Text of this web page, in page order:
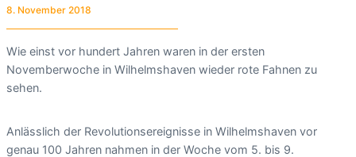
8. November 2018
Wie einst vor hundert Jahren waren in der ersten
Novemberwoche in Wilhelmshaven wieder rote Fahnen zu
sehen.
Anlässlich der Revolutionsereignisse in Wilhelmshaven vor
genau 100 Jahren nahmen in der Woche vom 5. bis 9.